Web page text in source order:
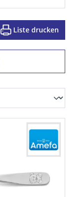
Liste drucken